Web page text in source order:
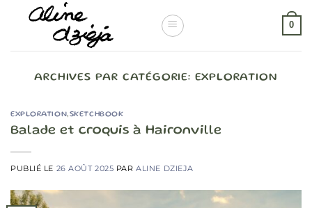
Passer
0
ARCHIVES PAR CATÉGORIE: EXPLORATION
EXPLORATION, SKETCHBOOK
Balade et croquis à Haironville
PUBLIÉ LE 26 AOÛT 2025 PARALINE DZIEJA